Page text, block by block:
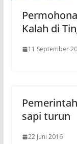
Kalah di
11 September
sapi turun
22 Juni 2016